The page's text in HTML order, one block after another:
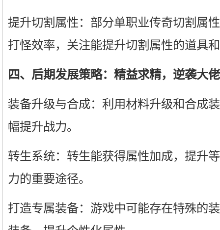
提升切割属性：部分单职业传奇切割属
打怪效率，关注能提升切割属性的道具
四、后期发展策略：精益求精，逆袭大佬
装备升级与合成：利用材料升级和合成
幅提升战力。
转生系统：转生能获得属性加成，提升
力的重要途径。
打造专属装备：游戏中可能存在特殊的